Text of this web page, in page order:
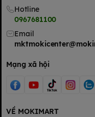
Hotline
0967681100
Email
Mạng xã hội
VỀ MOKIMART